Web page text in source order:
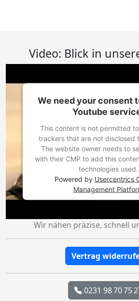
Video: Blick in
We need your consent
Youtube
This content is not permitted
trackers that are not disclosed
The website owner needs to
with their CMP to add this
technologies used.
Powered by Usercentrics
Management
Wir nähen präzise, schnell
Vertrag
0231 98 70 75